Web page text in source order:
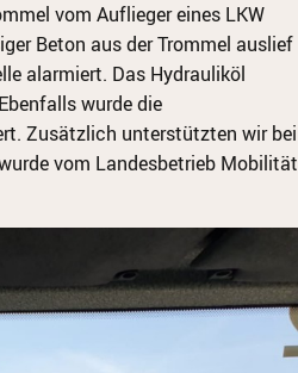
vom Auflieger eines LKW
Beton aus der Trommel auslief
alarmiert. Das Hydrauliköl
wurde die
Zusätzlich unterstützten wir bei
vom Landesbetrieb Mobilität